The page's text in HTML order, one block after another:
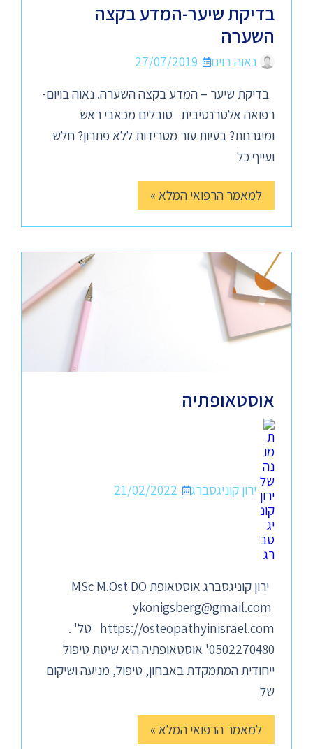
בדיקת שיער-המדע בקצה
השערה
נאוה בוים
27/07/2019
בדיקת שיער – המדע בקצה השערה. נאוה בויום-
רפואה אלטרנטיבית סובלים מכאבי ראש
ומיגרנות? בעיות עור מטרידות ללא פתרון? חלש
ועייף כל
למאמר הרפואי המלא »
אוסטאופתיה
ירון קוניגסברג 21/02/2022
ירון קוניגסברג אוסטאופת MSc M.Ost DO
ykonigsberg@gmail.com
https://osteopathyinisrael.com טל' .
0502270480' אוסטאופתיה היא שיטת טיפול
ייחודית המתמקדת באבחון, טיפול, מניעה ושיקום
של
למאמר הרפואי המלא »